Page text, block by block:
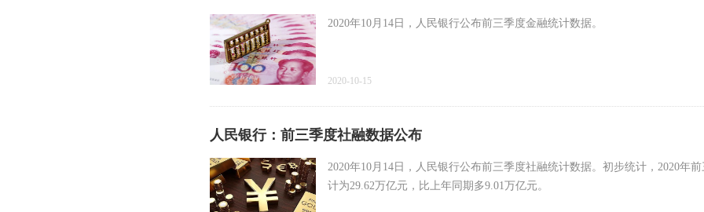
2020年10月14日，人民银行公布前三季度金融统计数据。
2020-10-15
人民银行：前三季度社融数据公布
2020年10月14日，人民银行公布前三季度社融统计数据。初步统计，2020年
计为29.62万亿元，比上年同期多9.01万亿元。